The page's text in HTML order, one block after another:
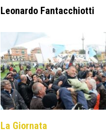
Leonardo Fantacchiotti
La Giornata